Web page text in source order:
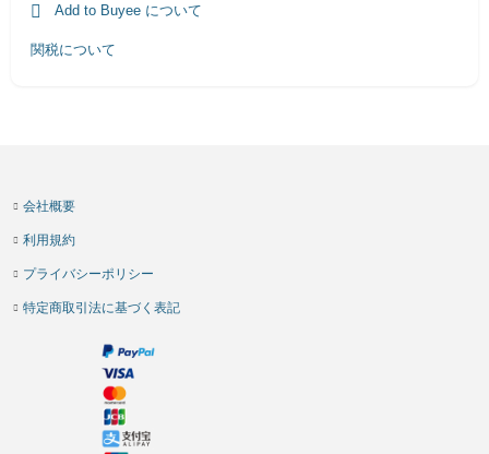
Add to Buyee について
関税について
会社概要
利用規約
プライバシーポリシー
特定商取引法に基づく表記